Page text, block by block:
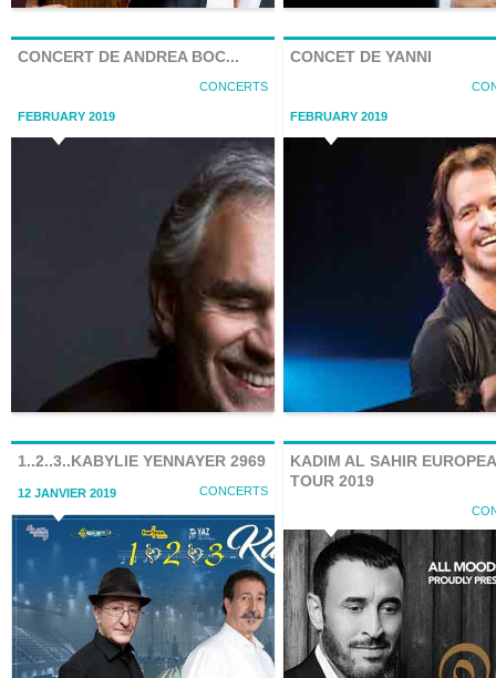
CONCERT DE ANDREA BOC...
CONCERTS
FEBRUARY 2019
Winter At Tantoura
CONCET DE YANNI
FEBRUARY 2019
Winer At Tantoura
1..2..3..KABYLIE YENNAYER 2969
12 JANVIER 2019 CONCERTS
KADIM AL SAHIR
TOUR 2019